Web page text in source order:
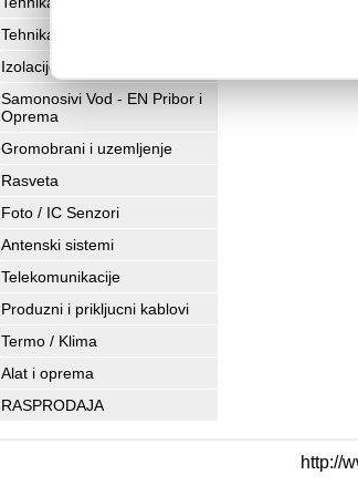
Tehnika spajanja
Izolacije
Samonosivi Vod - EN Pribor i
Oprema
Gromobrani i uzemljenje
Rasveta
Foto / IC Senzori
Antenski sistemi
Telekomunikacije
Produzni i prikljucni kablovi
Termo / Klima
Alat i oprema
RASPRODAJA
http://